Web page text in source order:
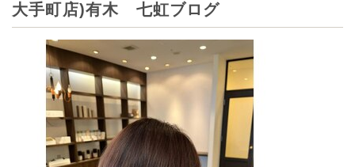
大手町店)有木 七虹ブログ